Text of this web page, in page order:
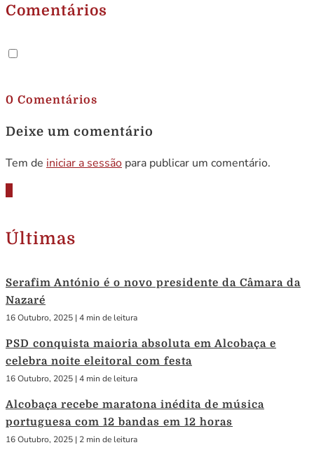
Comentários
0 Comentários
Deixe um comentário
Tem de iniciar a sessão para publicar um comentário.
Últimas
Serafim António é o novo presidente da Câmara da
Nazaré
16 Outubro, 2025 | 4 min de leitura
PSD conquista maioria absoluta em Alcobaça e
celebra noite eleitoral com festa
16 Outubro, 2025 | 4 min de leitura
Alcobaça recebe maratona inédita de música
portuguesa com 12 bandas em 12 horas
16 Outubro, 2025 | 2 min de leitura